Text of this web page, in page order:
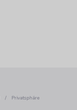
/ Privatsphäre